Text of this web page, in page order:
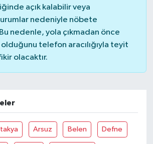
açık kalabilir veya
nedeniyle nöbete
nedenle, yola çıkmadan önce
olduğunu telefon aracılığıyla teyit
olacaktır.
Arsuz Belen Defne